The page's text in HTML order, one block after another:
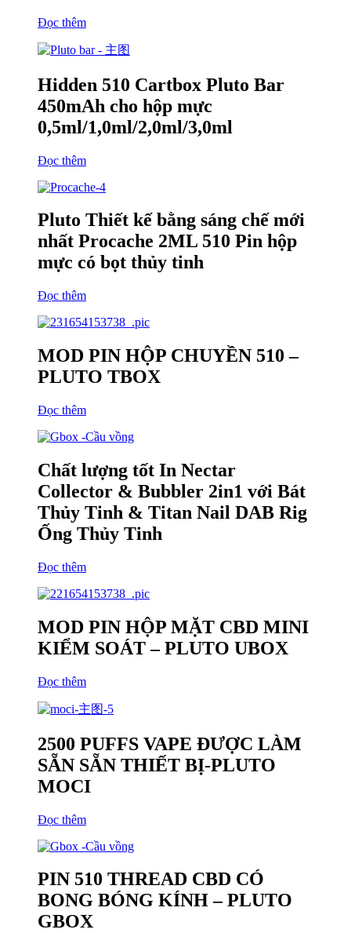
Đọc thêm
Hidden 510 Cartbox Pluto Bar
450mAh cho hộp mực
0,5ml/1,0ml/2,0ml/3,0ml
Đọc thêm
Pluto Thiết kế bằng sáng chế mới
nhất Procache 2ML 510 Pin hộp
mực có bọt thủy tinh
Đọc thêm
MOD PIN HỘP CHUYỀN 510 –
PLUTO TBOX
Đọc thêm
Chất lượng tốt In Nectar
Collector & Bubbler 2in1 với Bát
Thủy Tinh & Titan Nail DAB Rig
Ống Thủy Tinh
Đọc thêm
MOD PIN HỘP MẶT CBD MINI
KIỂM SOÁT – PLUTO UBOX
Đọc thêm
2500 PUFFS VAPE ĐƯỢC LÀM
SẴN SẴN THIẾT BỊ-PLUTO
MOCI
Đọc thêm
PIN 510 THREAD CBD CÓ
BONG BÓNG KÍNH – PLUTO
GBOX